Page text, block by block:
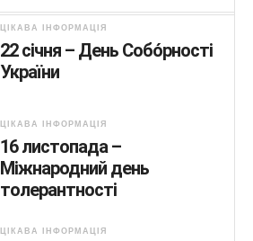
ЦІКАВА ІНФОРМАЦІЯ
22 січня – День Собо́рності
України
ЦІКАВА ІНФОРМАЦІЯ
16 листопада –
Міжнародний день
толерантності
ЦІКАВА ІНФОРМАЦІЯ